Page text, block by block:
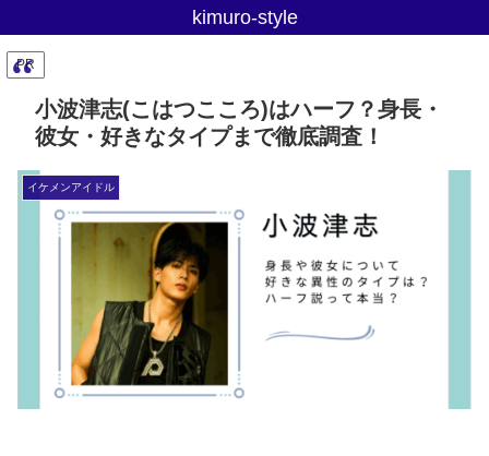
kimuro-style
PR
小波津志(こはつこころ)はハーフ？身長・
彼女・好きなタイプまで徹底調査！
イケメンアイドル